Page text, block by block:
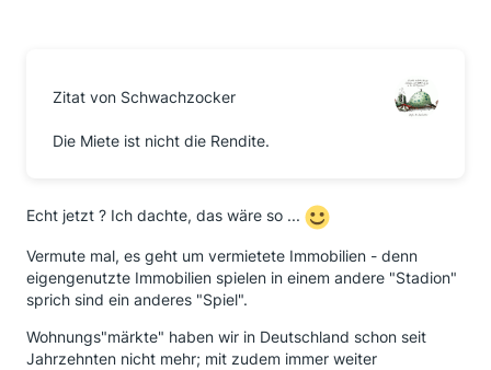
Zitat von Schwachzocker
Die Miete ist nicht die Rendite.
Echt jetzt ? Ich dachte, das wäre so ...
Vermute mal, es geht um vermietete Immobilien - denn
eigengenutzte Immobilien spielen in einem andere "Stadion"
sprich sind ein anderes "Spiel".
Wohnungs"märkte" haben wir in Deutschland schon seit
Jahrzehnten nicht mehr; mit zudem immer weiter